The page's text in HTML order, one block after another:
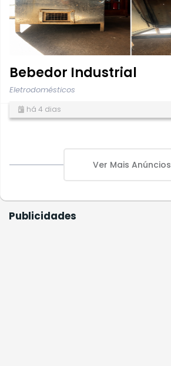
Bebedor Industrial
Eletrodomésticos
há 4 dias
Ver Mais Anúncios
Publicidades